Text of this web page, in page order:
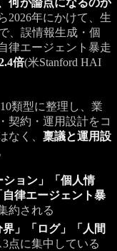
2026年にかけて、生
、誤情報生成・個
律エージェント暴走
倍(米Stanford HAI
類型に整理し、業
契約・運用設計をコ
なく、 稟議と運用設
ション」「個人情
律エージェント暴
約される
界」「ログ」「人間
点に集中している